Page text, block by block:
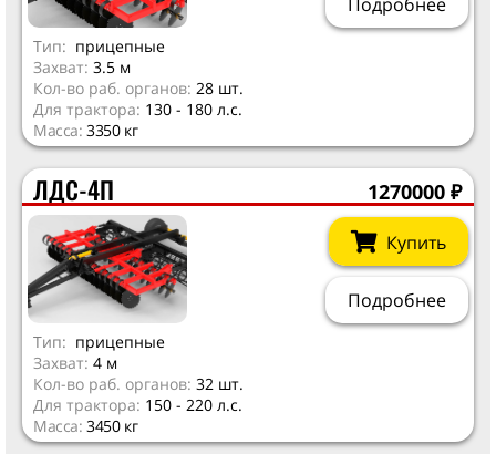
Тип: прицепные
Захват: 3.5 м
Кол-во раб. органов: 28 шт.
Для трактора: 130 - 180 л.с.
Масса: 3350 кг
ЛДС-4П 1270000 ₽
Купить
Подробнее
Тип: прицепные
Захват: 4 м
Кол-во раб. органов: 32 шт.
Для трактора: 150 - 220 л.с.
Масса: 3450 кг